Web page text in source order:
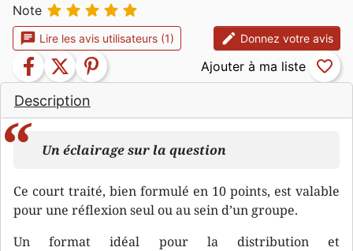
Description
Un éclairage sur la question
Ce court traité, bien formulé en 10 points, est valable
pour une réflexion seul ou au sein d’un groupe.
Un format idéal pour la distribution et
Note     
chat Lire les avis utilisateurs (1) edit Donnez votre avis
facebook twitter pinterest favorite_border